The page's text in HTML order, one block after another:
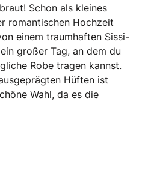
Schon als kleines
romantischen Hochzeit
einem traumhaften Sissi-
großer Tag, an dem du
Robe tragen kannst.
Hüften ist
Wahl, da es die